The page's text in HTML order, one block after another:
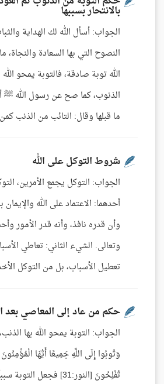
بالانتحار بسببها
الجواب: أسأل الله لك الهداية
النصوح التي بها السعادة
الله توبة صادقة، فالتوبة يمحو الله
الذنوب، كما صح عن رسول الله ﷺ
ما قبلها وقال: التائب من الذنب
شروط التوكل على الله
الجواب: التوكل يجمع الأمرين،
أحدهما: الاعتماد على الله
وأن قدره نافذ، وأنه قدر الأمور
وتعالى. الشيء الثاني: تعاطي
تعطيل الأسباب، بل من التوكل
حكم من عاد إلى المعاصي بعد
الجواب: التوبة يمحو الله بها
وَتُوبُوا إِلَى اللَّهِ جَمِيعًا أَيُّهَا
تُفْلِحُونَ [النور:31] فجعل